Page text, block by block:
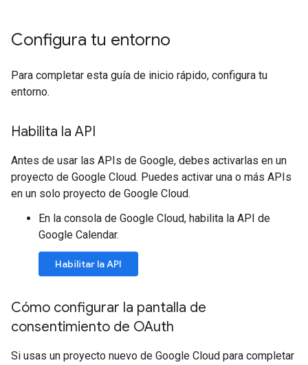
Configura tu entorno
Para completar esta guía de inicio rápido, configura tu
entorno.
Habilita la API
Antes de usar las APIs de Google, debes activarlas en un
proyecto de Google Cloud. Puedes activar una o más APIs
en un solo proyecto de Google Cloud.
En la consola de Google Cloud, habilita la API de
Google Calendar.
Habilitar la API
Cómo configurar la pantalla de
consentimiento de OAuth
Si usas un proyecto nuevo de Google Cloud para completar